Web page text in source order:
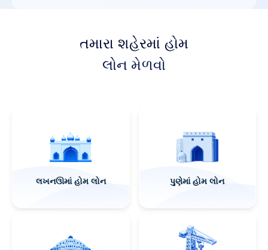
તમારા શહેરમાં હોમ
લોન મેળવો
લખનઊમાં હોમ લોન પુણેમાં હોમ લોન